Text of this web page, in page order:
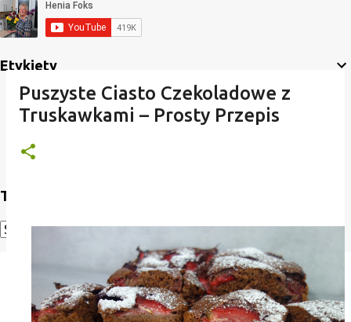
Etykiety
Translate
Translate
Puszyste Ciasto Czekoladowe z
Truskawkami – Prosty Przepis